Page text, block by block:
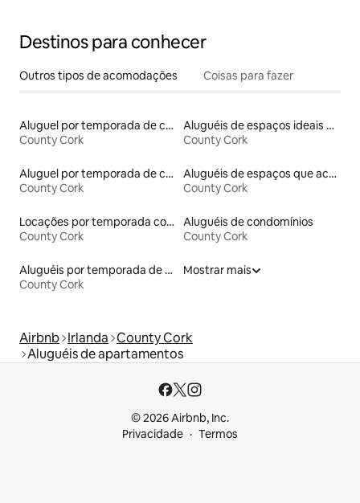
Destinos para conhecer
Outros tipos de acomodações Coisas para fazer
Aluguel por temporada de castelos
County Cork
Aluguéis de espaços ideais para famílias
County Cork
Aluguel por temporada de casas de hóspedes
County Cork
Aluguéis de espaços que aceitam animais de estimação
County Cork
Locações por temporada com piscina
County Cork
Aluguéis de condomínios
County Cork
Aluguéis por temporada de celeiros
County Cork
Mostrar mais
Airbnb Irlanda County Cork
Aluguéis de apartamentos
© 2026 Airbnb, Inc.
Privacidade
Termos